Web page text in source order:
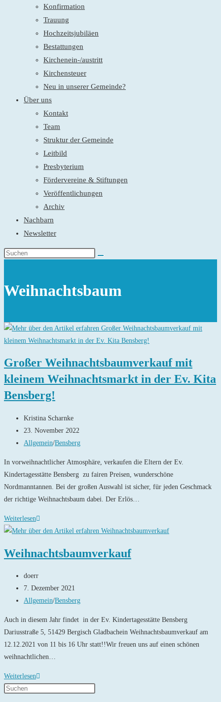
Konfirmation
Trauung
Hochzeitsjubiläen
Bestattungen
Kirchenein-/austritt
Kirchensteuer
Neu in unserer Gemeinde?
Über uns
Kontakt
Team
Struktur der Gemeinde
Leitbild
Presbyterium
Fördervereine & Stiftungen
Veröffentlichungen
Archiv
Nachbarn
Newsletter
Weihnachtsbaum
Großer Weihnachtsbaumverkauf mit
kleinem Weihnachtsmarkt in der Ev. Kita
Bensberg!
Beitrags-
Autor:
Kristina Scharnke
Beitrag
veröffentlicht:
23. November 2022
Beitrags-
Allgemein/Bensberg
In vorweihnachtlicher Atmosphäre, verkaufen die Eltern der Ev.
Kindertagesstätte Bensberg zu fairen Preisen, wunderschöne
Nordmanntannen. Bei der großen Auswahl ist sicher, für jeden Geschmack
der richtige Weihnachtsbaum dabei. Der Erlös…
WeiterlesenGroßer
Weihnachtsbaumverkauf
kleinem
in
der
Ev.
Kita
Bensberg!
Weihnachtsbaumverkauf
Beitrags-
Autor:
doerr
Beitrag
veröffentlicht:
7. Dezember 2021
Beitrags-
Allgemein/Bensberg
Auch in diesem Jahr findet in der Ev. Kindertagesstätte Bensberg
Dariusstraße 5, 51429 Bergisch Gladbachein Weihnachtsbaumverkauf am
12.12.2021 von 11 bis 16 Uhr statt!!Wir freuen uns auf einen schönen
weihnachtlichen…
WeiterlesenWeihnachtsbaumverkauf